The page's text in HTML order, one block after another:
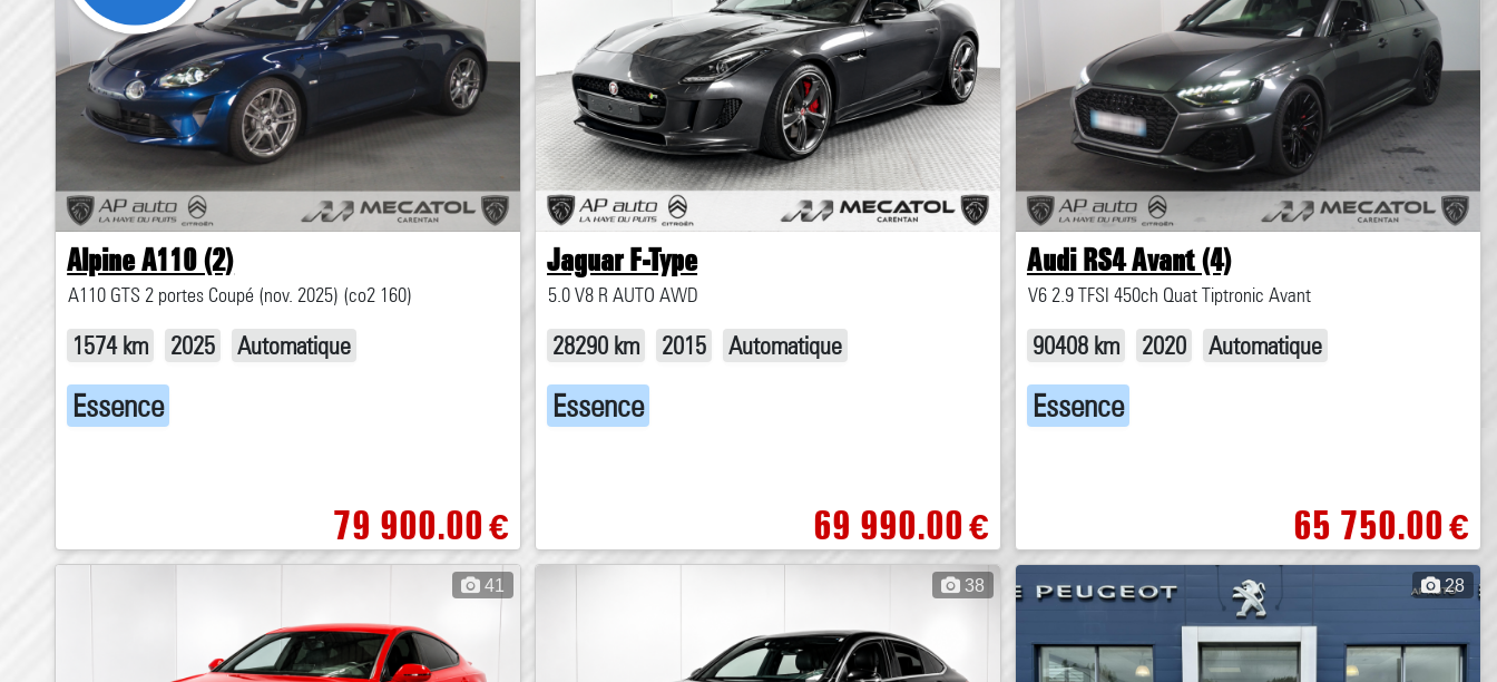
Alpine A110 (2)
A110 GTS 2 portes Coupé (nov. 2025) (co2 160)
1574 km 2025 Automatique
Essence
79 900.00€
Jaguar F-Type
5.0 V8 R AUTO AWD
28290 km 2015 Automatique
Essence
69 990.00€
Audi RS4 Avant (4)
V6 2.9 TFSI 450ch Quat Tiptronic Avant
90408 km 2020 Automatique
Essence
65 750.00€
41 38 28